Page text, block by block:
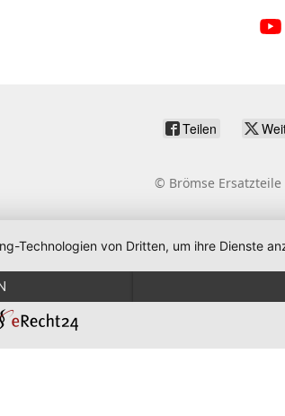
Teilen
© Brömse
Technologien von Dritten, um ihre Dienste